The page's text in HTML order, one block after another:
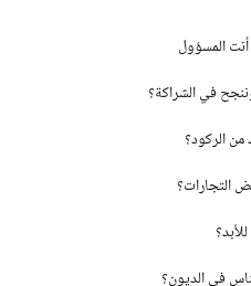
المسؤول
في الشراكة؟
من الركود؟
التجارات؟
في الديون؟